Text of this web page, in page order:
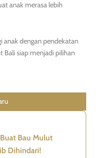
anak merasa lebih
anak dengan pendekatan
Bali siap menjadi pilihan
Bau Mulut
Dihindari!